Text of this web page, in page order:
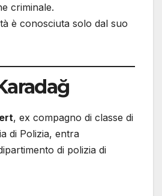
criminale.
è conosciuta solo dal suo
, ex compagno di classe di
di Polizia, entra
di polizia di